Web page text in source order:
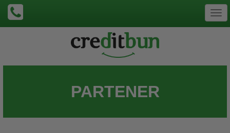
PARTENER